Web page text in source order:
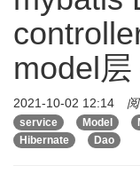
model
2021-10-02 12:14
service
Model
Hibernate
Dao